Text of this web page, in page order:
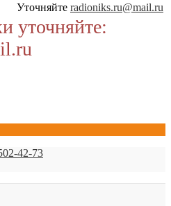
Уточняйте radioniks.ru@mail.ru
уточняйте:
42-73